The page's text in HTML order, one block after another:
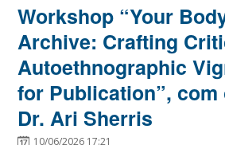
Workshop “Your
Archive: Crafting
Autoethnographic
for Publication”, com
Dr. Ari Sherris
10/06/2026 17:21